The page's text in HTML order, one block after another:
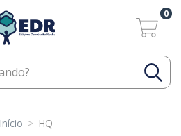
0
Início > HQ